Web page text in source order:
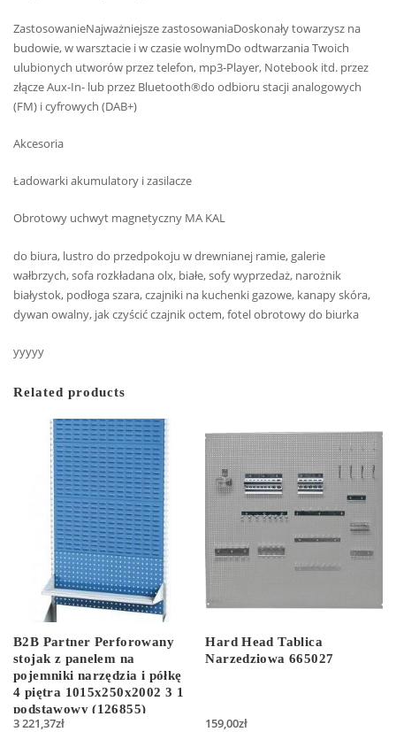
ZastosowanieNajważniejsze zastosowaniaDoskonały towarzysz na
budowie, w warsztacie i w czasie wolnymDo odtwarzania Twoich
ulubionych utworów przez telefon, mp3-Player, Notebook itd. przez
złącze Aux-In- lub przez Bluetooth®do odbioru stacji analogowych
(FM) i cyfrowych (DAB+)
Akcesoria
Ładowarki akumulatory i zasilacze
Obrotowy uchwyt magnetyczny MA KAL
do biura, lustro do przedpokoju w drewnianej ramie, galerie
wałbrzych, sofa rozkładana olx, białe, sofy wyprzedaż, narożnik
białystok, podłoga szara, czajniki na kuchenki gazowe, kanapy skóra,
dywan owalny, jak czyścić czajnik octem, fotel obrotowy do biurka
yyyyy
Related products
B2B Partner Perforowany
stojak z panelem na
pojemniki narzędzia i półkę
4 piętra 1015x250x2002 3 1
podstawowy (126855)
3 221,37zł
Hard Head Tablica
Narzedziowa 665027
159,00zł